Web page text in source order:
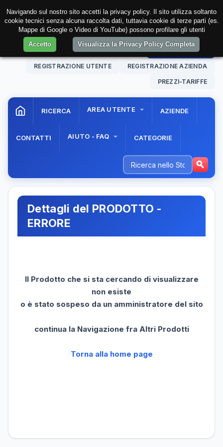
07 Aug. 202612:09:34 AREA RISERVATA
REGISTRAZIONE UTENTE REGISTRAZIONE AZIENDA
PREZZI-TARIFFE
RICERCA AREA UTENTE AZIENDE
CONTATTI AIUTO - FAQ CATEGORIE
Dettagli del PRODOTTO -
ERRORE
Il Prodotto che si sta cercando di visualizzare
non esiste
o è stato sospeso da un amministratore del sito
continua la Navigazione fra Altri Prodotti
Torna alla home page
Navigando sul nostro sito accetti la privacy policy. Il sito utilizza soltanto
cookie tecnici senza alcuna raccolta dati, tuttavia cookie di terze parti (es.
Mappe di Google o Video di YouTube) possono profilare gli utenti
Accetto
Visualizza la Privacy Policy Completa